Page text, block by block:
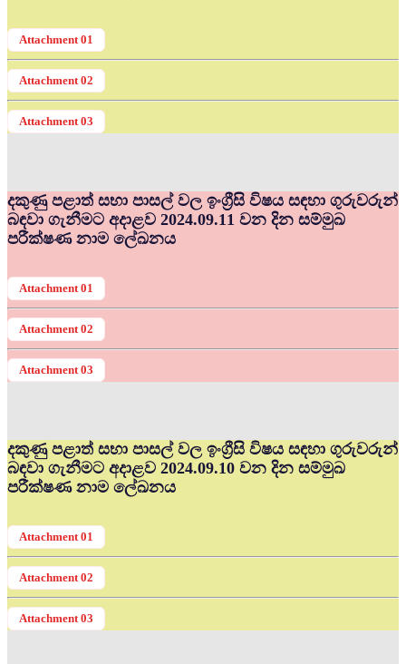
Attachment 01
Attachment 02
Attachment 03
දකුණු පළාත් සභා පාසල් වල ඉංග්‍රීසි විෂය සඳහා ගුරුවරුන්
බඳවා ගැනීමට අදාළව 2024.09.11 වන දින සම්මුඛ
පරීක්ෂණ නාම ලේඛනය
Attachment 01
Attachment 02
Attachment 03
දකුණු පළාත් සභා පාසල් වල ඉංග්‍රීසි විෂය සඳහා ගුරුවරුන්
බඳවා ගැනීමට අදාළව 2024.09.10 වන දින සම්මුඛ
පරීක්ෂණ නාම ලේඛනය
Attachment 01
Attachment 02
Attachment 03